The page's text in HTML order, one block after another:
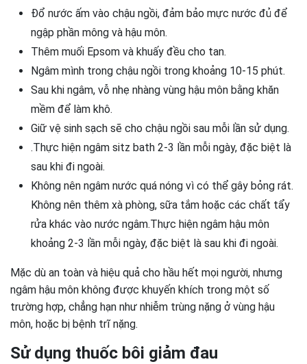
Đổ nước ấm vào chậu ngồi, đảm bảo mực nước đủ để
ngập phần mông và hậu môn.
Thêm muối Epsom và khuấy đều cho tan.
Ngâm mình trong chậu ngồi trong khoảng 10-15 phút.
Sau khi ngâm, vỗ nhẹ nhàng vùng hậu môn bằng khăn
mềm để làm khô.
Giữ vệ sinh sạch sẽ cho chậu ngồi sau mỗi lần sử dụng.
.Thực hiện ngâm sitz bath 2-3 lần mỗi ngày, đặc biệt là
sau khi đi ngoài.
Không nên ngâm nước quá nóng vì có thể gây bỏng rát.
Không nên thêm xà phòng, sữa tắm hoặc các chất tẩy
rửa khác vào nước ngâm.Thực hiện ngâm hậu môn
khoảng 2-3 lần mỗi ngày, đặc biệt là sau khi đi ngoài.
Mặc dù an toàn và hiệu quả cho hầu hết mọi người, nhưng
ngâm hậu môn không được khuyến khích trong một số
trường hợp, chẳng hạn như nhiễm trùng nặng ở vùng hậu
môn, hoặc bị bệnh trĩ nặng.
Sử dụng thuốc bôi giảm đau